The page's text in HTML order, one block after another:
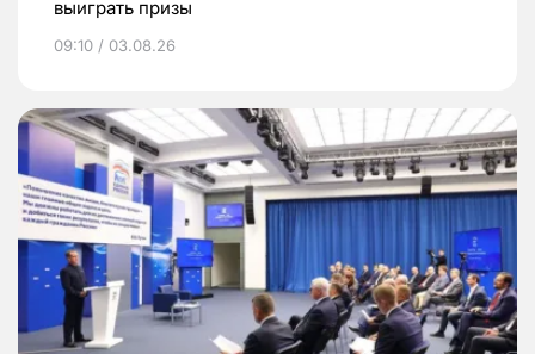
выиграть призы
09:10 / 03.08.26